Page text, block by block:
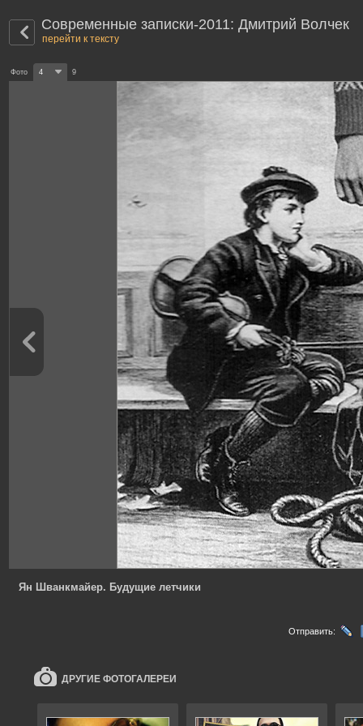
Современные записки-2011: Дмитрий Волчек
перейти к тексту
Фото 4 9
Ян Шванкмайер. Будущие летчики
Отправить:
ДРУГИЕ ФОТОГАЛЕРЕИ